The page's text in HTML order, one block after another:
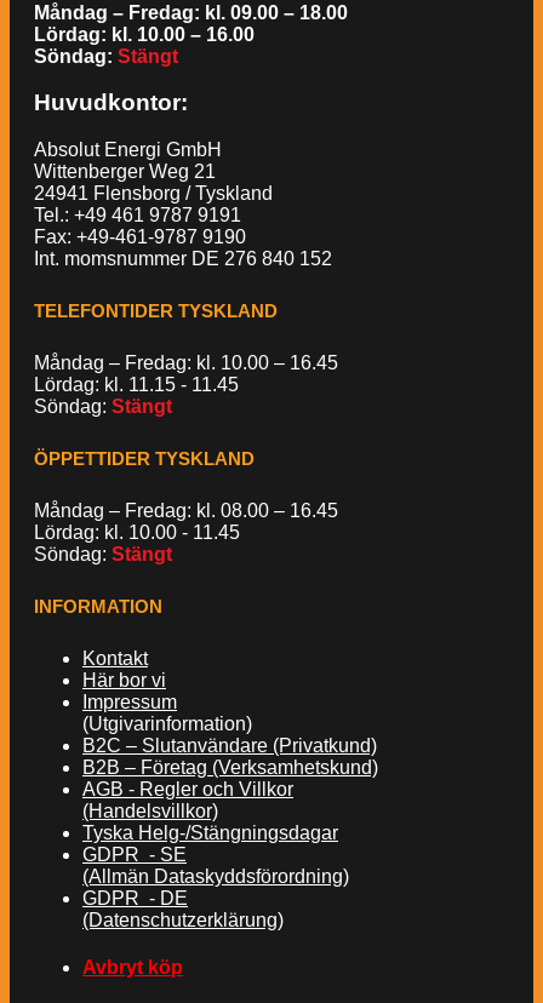
Måndag – Fredag: kl. 09.00 – 18.00
Lördag: kl. 10.00 – 16.00
Söndag: Stängt
Huvudkontor:
Absolut Energi GmbH
Wittenberger Weg 21
24941 Flensborg / Tyskland
Tel.: +49 461 9787 9191
Fax: +49-461-9787 9190
Int. momsnummer DE 276 840 152
TELEFONTIDER TYSKLAND
Måndag – Fredag: kl. 10.00 – 16.45
Lördag: kl. 11.15 - 11.45
Söndag: Stängt
ÖPPETTIDER TYSKLAND
Måndag – Fredag: kl. 08.00 – 16.45
Lördag: kl. 10.00 - 11.45
Söndag: Stängt
INFORMATION
Kontakt
Här bor vi
Impressum
(Utgivarinformation)
B2C – Slutanvändare (Privatkund)
B2B – Företag (Verksamhetskund)
AGB - Regler och Villkor
(Handelsvillkor)
Tyska Helg-/Stängningsdagar
GDPR - SE
(Allmän Dataskyddsförordning)
GDPR - DE
(Datenschutzerklärung)
Avbryt köp